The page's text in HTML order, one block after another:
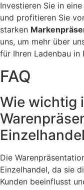
Investieren Sie in
und profitieren Sie
starken
uns, um mehr über
für Ihren Ladenbau in
FAQ
Wie wichtig
Die
Einzelhandel, da sie
Kunden beeinflusst